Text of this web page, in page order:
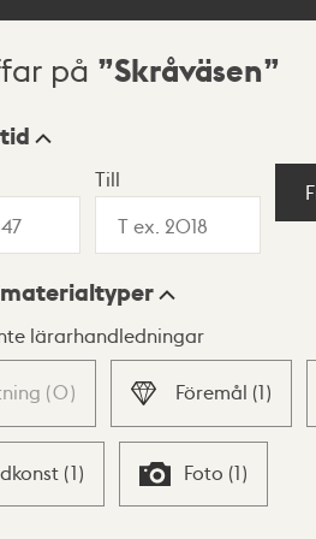
på Skråväsen
Karta
Till
lärarhandledningar
(0) Föremål (1)
(1) Foto (1)